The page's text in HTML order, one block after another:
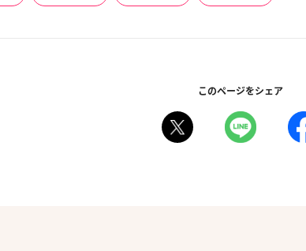
このページをシェア